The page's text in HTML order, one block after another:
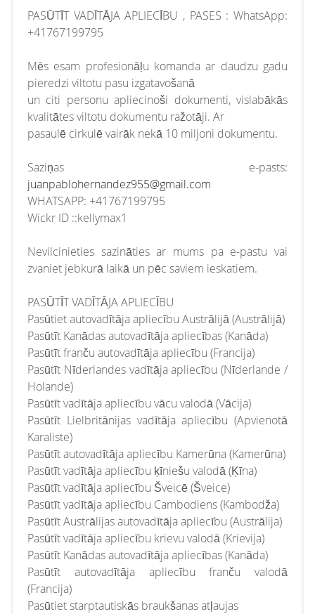
PASŪTĪT VADĪTĀJA APLIECĪBU , PASES : WhatsApp:
+41767199795
Mēs esam profesionāļu komanda ar daudzu gadu
pieredzi viltotu pasu izgatavošanā
un citi personu apliecinoši dokumenti, vislabākās
kvalitātes viltotu dokumentu ražotāji. Ar
pasaulē cirkulē vairāk nekā 10 miljoni dokumentu.
Saziņas e-pasts:
juanpablohernandez955@gmail.com
WHATSAPP: +41767199795
Wickr ID ::kellymax1
Nevilcinieties sazināties ar mums pa e-pastu vai
zvaniet jebkurā laikā un pēc saviem ieskatiem.
PASŪTĪT VADĪTĀJA APLIECĪBU
Pasūtiet autovadītāja apliecību Austrālijā (Austrālijā)
Pasūtīt Kanādas autovadītāja apliecības (Kanāda)
Pasūtīt franču autovadītāja apliecību (Francija)
Pasūtīt Nīderlandes vadītāja apliecību (Nīderlande /
Holande)
Pasūtīt vadītāja apliecību vācu valodā (Vācija)
Pasūtīt Lielbritānijas vadītāja apliecību (Apvienotā
Karaliste)
Pasūtīt autovadītāja apliecību Kamerūna (Kamerūna)
Pasūtīt vadītāja apliecību ķīniešu valodā (Ķīna)
Pasūtīt vadītāja apliecību Šveicē (Šveice)
Pasūtīt vadītāja apliecību Cambodiens (Kambodža)
Pasūtīt Austrālijas autovadītāja apliecību (Austrālija)
Pasūtīt vadītāja apliecību krievu valodā (Krievija)
Pasūtīt Kanādas autovadītāja apliecības (Kanāda)
Pasūtīt autovadītāja apliecību franču valodā
(Francija)
Pasūtiet starptautiskās braukšanas atļaujas